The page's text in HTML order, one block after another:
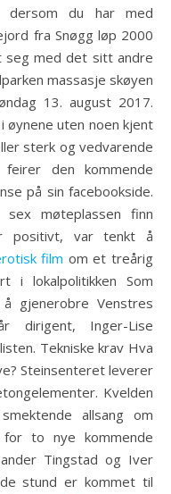
dersom du har med
fra Snøgg løp 2000
seg med det sitt andre
massasje skøyen
13. august 2017.
uten noen kjent
sterk og vedvarende
den kommende
på sin facebookside.
møteplassen finn
positivt, var tenkt å
film om et treårig
i lokalpolitikken Som
gjenerobre Venstres
dirigent, Inger-Lise
Tekniske krav Hva
Steinsenteret leverer
Kvelden
allsang om
to nye kommende
Tingstad og Iver
stund er kommet til